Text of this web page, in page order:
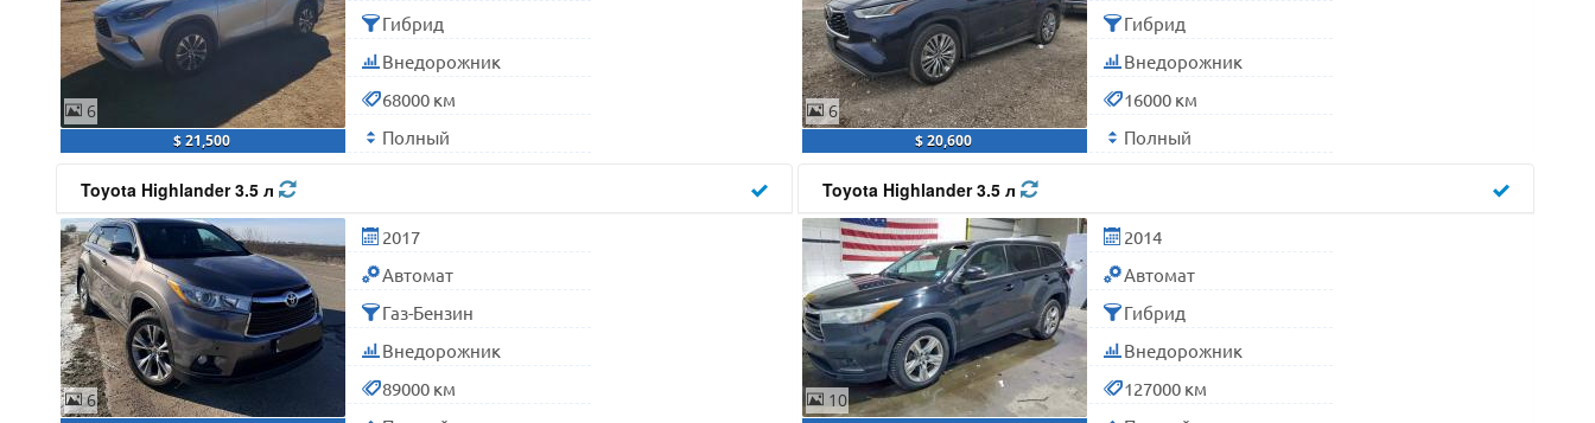
6
$ 21,500
Гибрид
Внедорожник
68000 км
Полный
6
$ 20,600
Гибрид
Внедорожник
16000 км
Полный
Toyota Highlander 3.5 л
6
2017
Автомат
Газ-Бензин
Внедорожник
89000 км
Toyota Highlander 3.5 л
10
2014
Автомат
Гибрид
Внедорожник
127000 км